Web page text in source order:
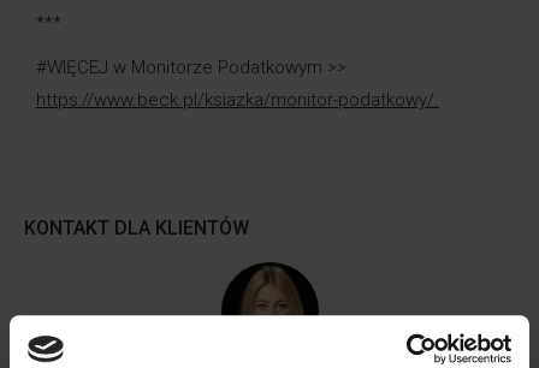
***
#WIĘCEJ w Monitorze Podatkowym >>
https://www.beck.pl/ksiazka/monitor-podatkowy/.
KONTAKT DLA KLIENTÓW